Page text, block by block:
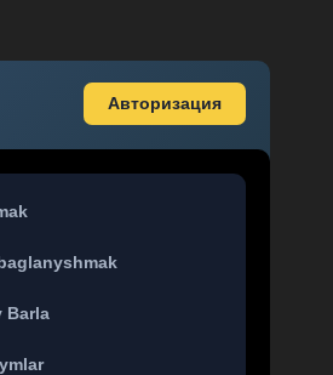
Авторизация
Barla